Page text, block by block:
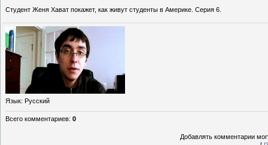
Студент Женя Хават покажет, как живут студенты в Америке. Серия 6.
Язык: Русский
Всего комментариев: 0
Добавлять комментарии